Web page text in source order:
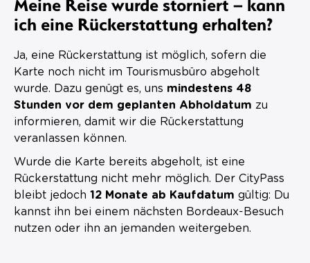
ich eine Rückerstattung erhalten?
Ja, eine Rückerstattung ist möglich, sofern die
Karte noch nicht im Tourismusbüro abgeholt
wurde. Dazu genügt es, uns mindestens 48
Stunden vor dem geplanten Abholdatum zu
informieren, damit wir die Rückerstattung
veranlassen können.
Wurde die Karte bereits abgeholt, ist eine
Rückerstattung nicht mehr möglich. Der CityPass
bleibt jedoch 12 Monate ab Kaufdatum gültig: Du
kannst ihn bei einem nächsten Bordeaux-Besuch
nutzen oder ihn an jemanden weitergeben.